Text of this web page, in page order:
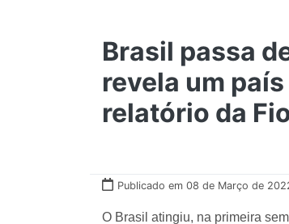
Brasil passa
revela um
relatório da
Publicado em 08 de Março de
O Brasil atingiu, na primeira